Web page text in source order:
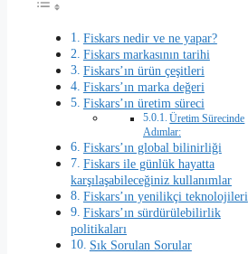
Fiskars nedir ve ne yapar?
Fiskars markasının tarihi
Fiskars’ın ürün çeşitleri
Fiskars’ın marka değeri
Fiskars’ın üretim süreci
Üretim Sürecinde
Adımlar:
Fiskars’ın global bilinirliği
Fiskars ile günlük hayatta
karşılaşabileceğiniz kullanımlar
Fiskars’ın yenilikçi teknolojileri
Fiskars’ın sürdürülebilirlik
politikaları
Sık Sorulan Sorular